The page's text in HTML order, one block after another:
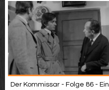
Der Kommissar - Folge 86 - Ein